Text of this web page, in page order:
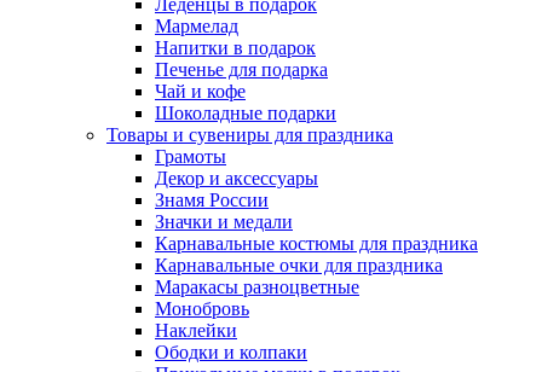
Леденцы в подарок
Мармелад
Напитки в подарок
Печенье для подарка
Чай и кофе
Шоколадные подарки
Товары и сувениры для праздника
Грамоты
Декор и аксессуары
Знамя России
Значки и медали
Карнавальные костюмы для праздника
Карнавальные очки для праздника
Маракасы разноцветные
Монобровь
Наклейки
Ободки и колпаки